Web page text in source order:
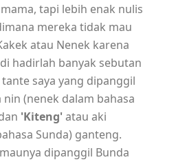
tapi lebih enak nulis
mereka tidak mau
atau Nenek karena
hadirlah banyak sebutan
saya yang dipanggil
(nenek dalam bahasa
'Kiteng'atau aki
Sunda) ganteng.
dipanggil Bunda